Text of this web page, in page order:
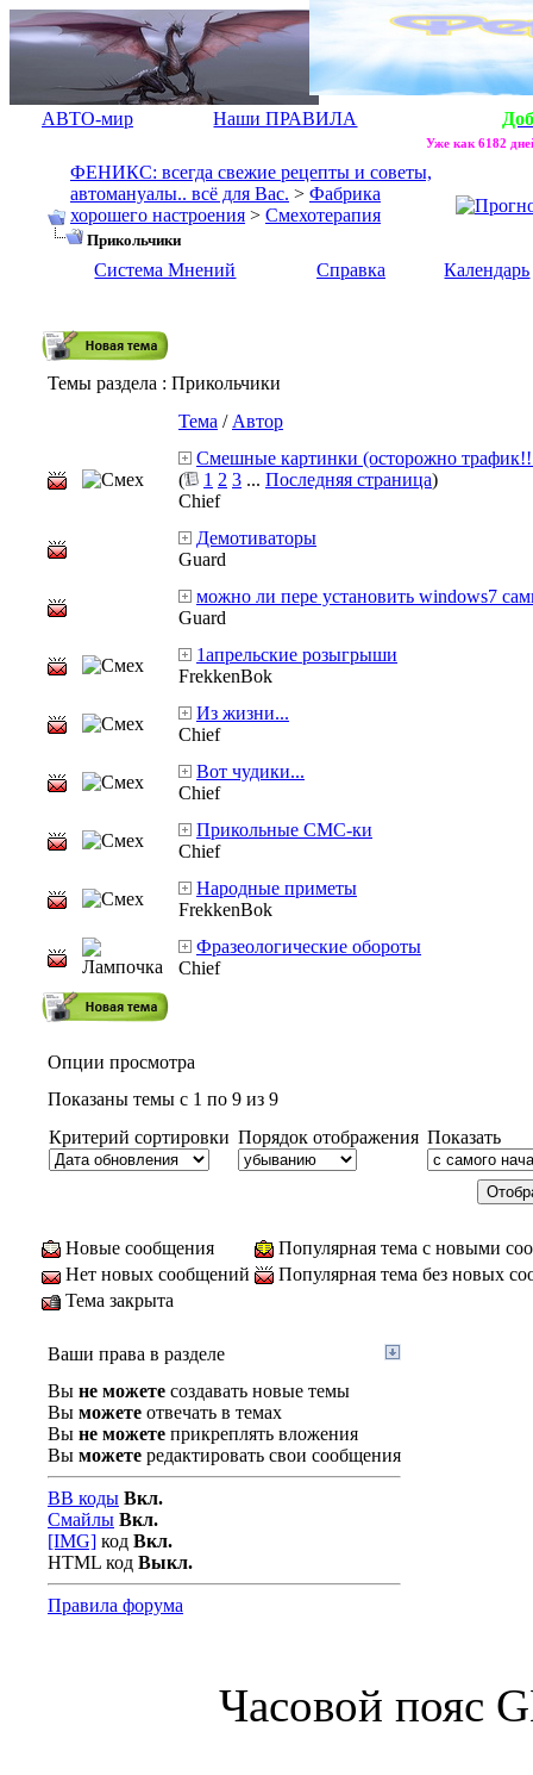
АВТО-мир Наши ПРАВИЛА
Уже как 6182
ФЕНИКС: всегда свежие рецепты и советы,
автомануалы.. всё для Вас. > Фабрика
хорошего настроения > Смехотерапия
Прикольчики
Система Мнений Справка Календарь
Темы раздела : Прикольчики
Тема / Автор
Смешные картинки (осторожно
(
1 2 3 ... Последняя страница)
Chief
Демотиваторы
Guard
можно ли пере установить windows7
Guard
1апрельские розыгрыши
FrekkenBok
Из жизни...
Chief
Вот чудики...
Chief
Прикольные СМС-ки
Chief
Народные приметы
FrekkenBok
Фразеологические обороты
Chief
Опции просмотра
Показаны темы с 1 по 9 из 9
Критерий сортировки Порядок отображения Показать
Новые сообщения
Популярная тема с новыми
Нет новых сообщений
Популярная тема без новых
Тема закрыта
Ваши права в разделе
Вы не можете создавать новые темы
Вы можете отвечать в темах
Вы не можете прикреплять вложения
Вы можете редактировать свои сообщения
BB коды Вкл.
Смайлы Вкл.
[IMG] код Вкл.
HTML код Выкл.
Правила форума
Часовой пояс